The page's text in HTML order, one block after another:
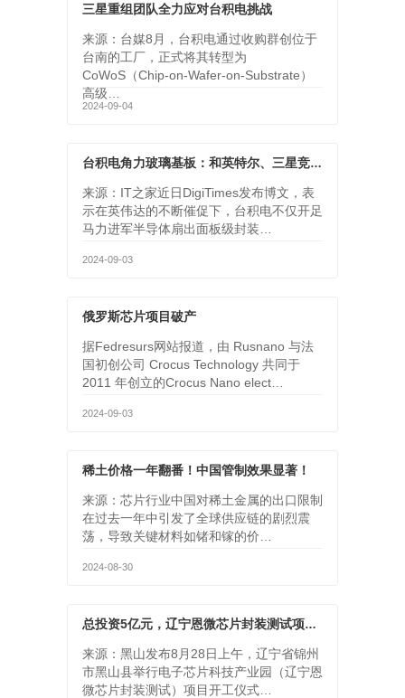
三星重组团队全力应对台积电挑战
来源：台媒8月，台积电通过收购群创位于
台南的工厂，正式将其转型为
CoWoS（Chip-on-Wafer-on-Substrate）
高级…
2024-09-04
台积电角力玻璃基板：和英特尔、三星竞争，首批芯片最快有望 2025 年投产
来源：IT之家近日DigiTimes发布博文，表
示在英伟达的不断催促下，台积电不仅开足
马力进军半导体扇出面板级封装…
2024-09-03
俄罗斯芯片项目破产
据Fedresurs网站报道，由 Rusnano 与法
国初创公司 Crocus Technology 共同于
2011 年创立的Crocus Nano elect…
2024-09-03
稀土价格一年翻番！中国管制效果显著！
来源：芯片行业中国对稀土金属的出口限制
在过去一年中引发了全球供应链的剧烈震
荡，导致关键材料如锗和镓的价…
2024-08-30
总投资5亿元，辽宁恩微芯片封装测试项目开工
来源：黑山发布8月28日上午，辽宁省锦州
市黑山县举行电子芯片科技产业园（辽宁恩
微芯片封装测试）项目开工仪式…